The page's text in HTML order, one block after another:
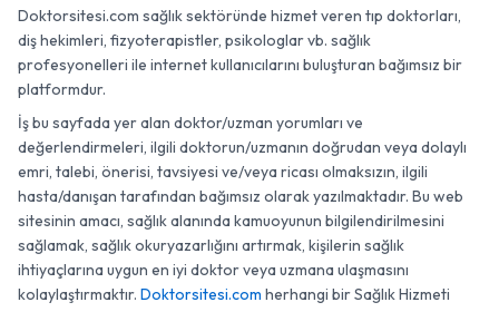
Doktorsitesi.com sağlık sektöründe hizmet veren tıp doktorları,
diş hekimleri, fizyoterapistler, psikologlar vb. sağlık
profesyonelleri ile internet kullanıcılarını buluşturan bağımsız bir
platformdur.
İş bu sayfada yer alan doktor/uzman yorumları ve
değerlendirmeleri, ilgili doktorun/uzmanın doğrudan veya dolaylı
emri, talebi, önerisi, tavsiyesi ve/veya ricası olmaksızın, ilgili
hasta/danışan tarafından bağımsız olarak yazılmaktadır. Bu web
sitesinin amacı, sağlık alanında kamuoyunun bilgilendirilmesini
sağlamak, sağlık okuryazarlığını artırmak, kişilerin sağlık
ihtiyaçlarına uygun en iyi doktor veya uzmana ulaşmasını
kolaylaştırmaktır. Doktorsitesi.com herhangi bir Sağlık Hizmeti